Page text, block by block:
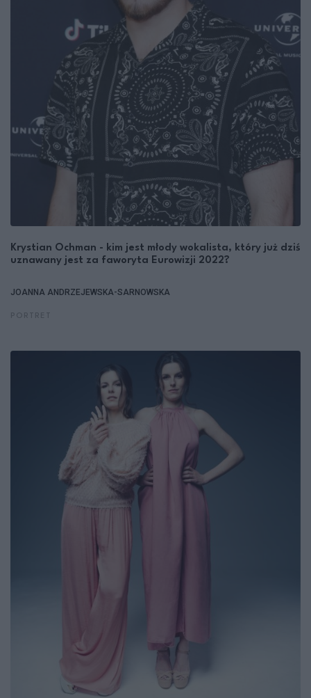
Krystian Ochman - kim jest młody wokalista, który już dziś
uznawany jest za faworyta Eurowizji 2022?
JOANNA ANDRZEJEWSKA-SARNOWSKA